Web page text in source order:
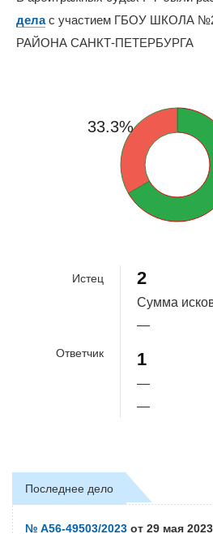
делас участием ГБОУ ШКОЛА
РАЙОНА САНКТ-ПЕТЕРБУРГА
33.3%
Истец
Ответчик
2
Сумма
—
1
—
—
Последнее дело
№ А56-49503/2023 от 29 мая